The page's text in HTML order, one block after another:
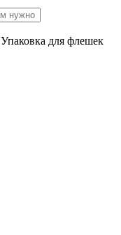
Упаковка для флешек